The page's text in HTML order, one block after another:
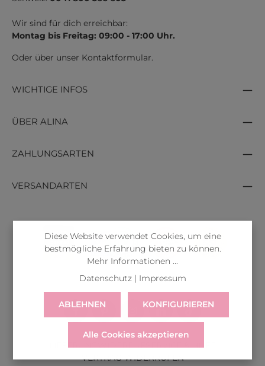
Wir sind für dich erreichbar:
Montag bis Freitag: 09:00 - 17:00 Uhr.
Oder über unser Kontaktformular.
WICHTIGE INFOS
ÜBER ALINA
ZAHLUNGSARTEN
VERSANDARTEN
LIEFERUNGWIDERRUFSERVICE & HILFE
VERTRAG WIDERRUFEN
Diese Website verwendet Cookies, um eine
bestmögliche Erfahrung bieten zu können.
Mehr Informationen ...
Datenschutz| Impressum
ABLEHNEN KONFIGURIEREN
Alle Cookies akzeptieren